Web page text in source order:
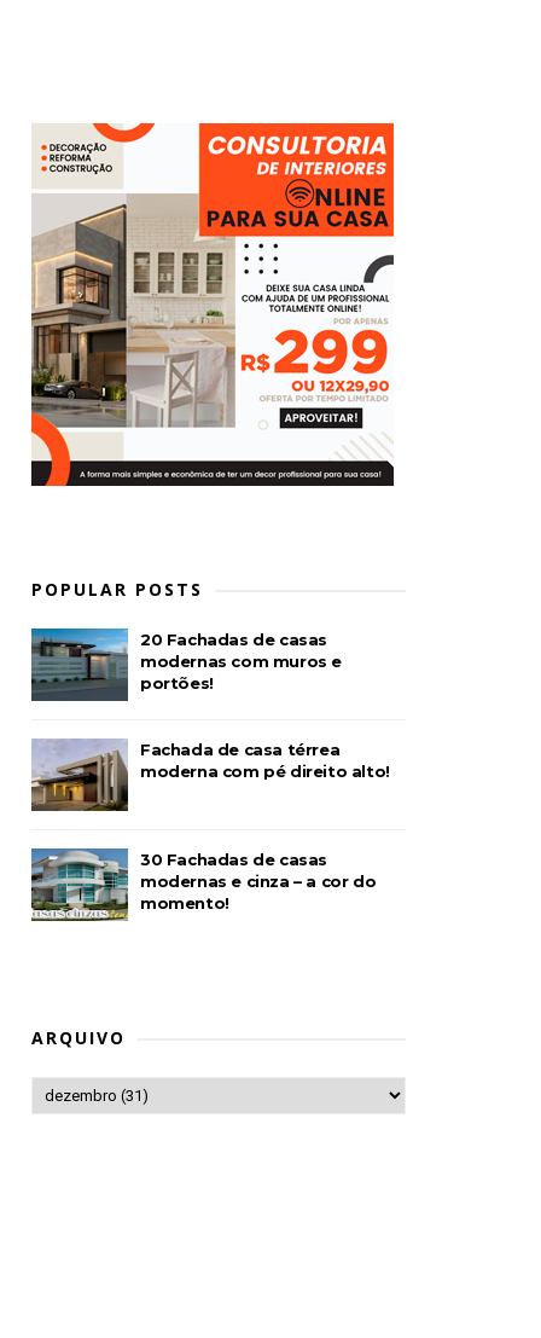
POPULAR POSTS
20 Fachadas de casas
modernas com muros e
portões!
Fachada de casa térrea
moderna com pé direito alto!
30 Fachadas de casas
modernas e cinza – a cor do
momento!
ARQUIVO